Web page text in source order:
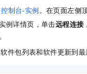
控制台-实例 。在页面左侧
例详情页，单击远程连接
件包列表和软件更新到最